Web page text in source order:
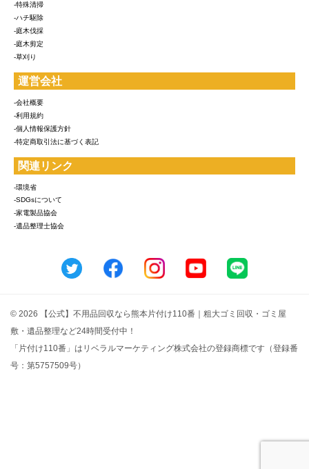
-特殊清掃
-ハチ駆除
-庭木伐採
-庭木剪定
-草刈り
運営会社
-会社概要
-利用規約
-個人情報保護方針
-特定商取引法に基づく表記
関連リンク
-環境省
-SDGsについて
-家電製品協会
-遺品整理士協会
© 2026 【公式】不用品回収なら熊本片付け110番｜粗大ゴミ回収・ゴミ屋
敷・遺品整理など24時間受付中！
「片付け110番」はリベラルマーケティング株式会社の登録商標です（登録番
号：第5757509号）